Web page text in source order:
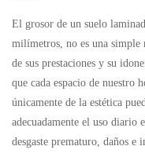
El grosor de un suelo
milímetros, no es una
de sus prestaciones y su
que cada espacio de nuestro
únicamente de la estética
adecuadamente el uso diario
desgaste prematuro, daños e